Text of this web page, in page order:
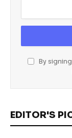
By
EDITOR'S